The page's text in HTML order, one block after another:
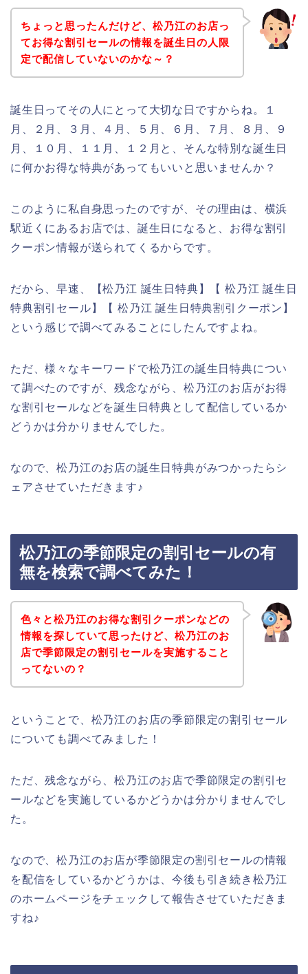
ちょっと思ったんだけど、松乃江のお店っ
てお得な割引セールの情報を誕生日の人限
定で配信していないのかな～？
誕生日ってその人にとって大切な日ですからね。１
月、２月、３月、４月、５月、６月、７月、８月、９
月、１０月、１１月、１２月と、そんな特別な誕生日
に何かお得な特典があってもいいと思いませんか？
このように私自身思ったのですが、その理由は、横浜
駅近くにあるお店では、誕生日になると、お得な割引
クーポン情報が送られてくるからです。
だから、早速、【松乃江 誕生日特典】【 松乃江 誕生日
特典割引セール】【 松乃江 誕生日特典割引クーポン】
という感じで調べてみることにしたんですよね。
ただ、様々なキーワードで松乃江の誕生日特典につい
て調べたのですが、残念ながら、松乃江のお店がお得
な割引セールなどを誕生日特典として配信しているか
どうかは分かりませんでした。
なので、松乃江のお店の誕生日特典がみつかったらシ
ェアさせていただきます♪
松乃江の季節限定の割引セールの有
無を検索で調べてみた！
色々と松乃江のお得な割引クーポンなどの
情報を探していて思ったけど、松乃江のお
店で季節限定の割引セールを実施すること
ってないの？
ということで、松乃江のお店の季節限定の割引セール
についても調べてみました！
ただ、残念ながら、松乃江のお店で季節限定の割引セ
ールなどを実施しているかどうかは分かりませんでし
た。
なので、松乃江のお店が季節限定の割引セールの情報
を配信をしているかどうかは、今後も引き続き松乃江
のホームページをチェックして報告させていただきま
すね♪